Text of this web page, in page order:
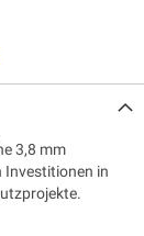
3,8 mm
Investitionen in